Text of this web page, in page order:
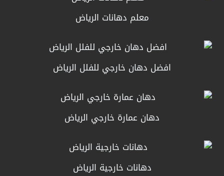
معلم دهانات الرياض
افضل دهان خارجي للفلل الرياض
دهان عمارة خارجي الرياض
دهانات خارجية الرياض